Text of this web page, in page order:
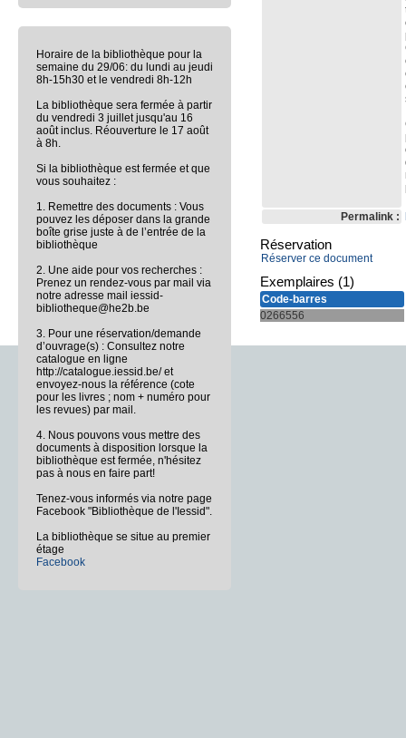
Permalink :
Réservation
Réserver ce document
Exemplaires (1)
Code-barres
0266556
Horaire de la bibliothèque pour la
semaine du 29/06: du lundi au jeudi
8h-15h30 et le vendredi 8h-12h
La bibliothèque sera fermée à partir
du vendredi 3 juillet jusqu'au 16
août inclus. Réouverture le 17 août
à 8h.
Si la bibliothèque est fermée et que
vous souhaitez :
1. Remettre des documents : Vous
pouvez les déposer dans la grande
boîte grise juste à de l’entrée de la
bibliothèque
2. Une aide pour vos recherches :
Prenez un rendez-vous par mail via
notre adresse mail iessid-
bibliotheque@he2b.be
3. Pour une réservation/demande
d’ouvrage(s) : Consultez notre
catalogue en ligne
http://catalogue.iessid.be/ et
envoyez-nous la référence (cote
pour les livres ; nom + numéro pour
les revues) par mail.
4. Nous pouvons vous mettre des
documents à disposition lorsque la
bibliothèque est fermée, n'hésitez
pas à nous en faire part!
Tenez-vous informés via notre page
Facebook "Bibliothèque de l'Iessid".
La bibliothèque se situe au premier
étage
Facebook